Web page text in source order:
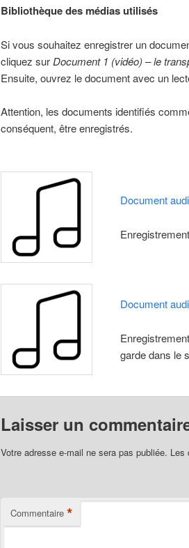
Bibliothèque des médias utilisés
Si vous souhaitez enregistrer un
cliquez sur Document 1 (vidéo) – le
Ensuite, ouvrez le document avec un
Attention, les documents identifiés
conséquent, être enregistrés.
Document
Document
garde dans le
Laisser un
Votre adresse e-mail ne sera pas publiée. Les
Commentaire *